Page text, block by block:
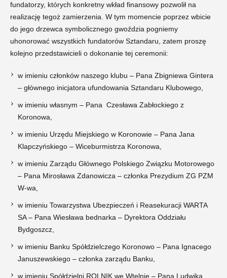
fundatorzy, których konkretny wkład finansowy pozwolił na
realizację tegoż zamierzenia. W tym momencie poprzez wbicie
do jego drzewca symbolicznego gwoździa pogniemy
uhonorować wszystkich fundatorów Sztandaru, zatem proszę
kolejno przedstawicieli o dokonanie tej ceremonii:
w imieniu członków naszego klubu – Pana Zbigniewa Gintera
– głównego inicjatora ufundowania Sztandaru Klubowego,
w imieniu własnym – Pana Czesława Zabłockiego z
Koronowa,
w imieniu Urzędu Miejskiego w Koronowie – Pana Jana
Klapczyńskiego – Wiceburmistrza Koronowa,
w imieniu Zarządu Głównego Polskiego Związku Motorowego
– Pana Mirosława Zdanowicza – członka Prezydium ZG PZM
W-wa,
w imieniu Towarzystwa Ubezpieczeń i Reasekuracji WARTA
SA – Pana Wiesława bednarka – Dyrektora Oddziału
Bydgoszcz,
w imieniu Banku Spółdzielczego Koronowo – Pana Ignacego
Januszewskiego – członka zarządu Banku,
w imieniu Spółdzielni ROLNIK we Wtelnie – Pana Ludwika